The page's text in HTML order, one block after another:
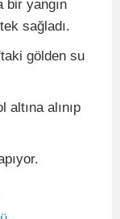
bir yangın
sağladı.
gölden su
alınıp